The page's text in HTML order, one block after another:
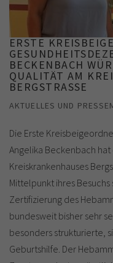
ERSTE
BECKENBACH
QUALITÄT AM
BERGSTRASSE
AKTUELLES UND
Die Erste
Angelika Beckenbach
Kreiskrankenhauses
Mittelpunkt ihres
Zertifizierung des
bundesweit bisher sehr
besonders strukturierte,
Geburtshilfe. Der